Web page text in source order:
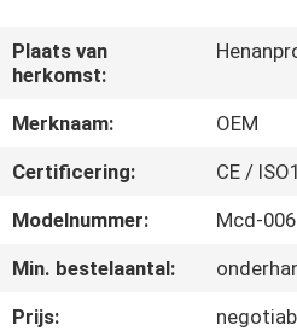
FABRIEKSREIS
CONTACTEER
ONS
Plaats van
herkomst:
Merknaam:
OEM
Certificering:
CE /
Modelnummer:
Mcd-006
Min. bestelaantal:
Prijs: